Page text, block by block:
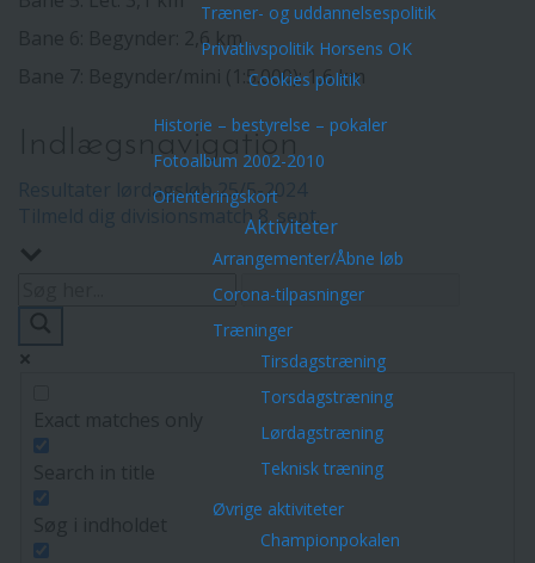
Træner- og uddannelsespolitik
Privatlivspolitik Horsens OK
Cookies politik
Historie – bestyrelse – pokaler
Fotoalbum 2002-2010
Orienteringskort
Aktiviteter
Arrangementer/Åbne løb
Corona-tilpasninger
Træninger
Tirsdagstræning
Torsdagstræning
Lørdagstræning
Teknisk træning
Øvrige aktiviteter
Championpokalen
Bane 6: Begynder: 2,6 km
Bane 7: Begynder/mini (1:5.000): 1,6 km
Indlægsnavigation
Resultater lørdagsløb 25/5-2024
Tilmeld dig divisionsmatch 8. sept.